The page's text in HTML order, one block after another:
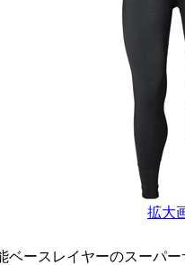
拡大
ベースレイヤーのスーパ